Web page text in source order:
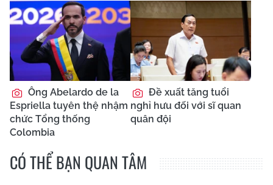
Ông Abelardo de la
Espriella tuyên thệ nhậm
chức Tổng thống
Colombia
Đề xuất tăng tuổi
nghỉ hưu đối với sĩ quan
quân đội
CÓ THỂ BẠN QUAN TÂM